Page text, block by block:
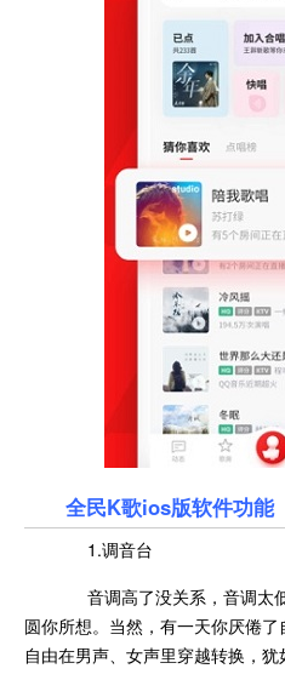
全民K歌ios版软件功能
1.调音台
音调高了没关系，音调太
圆你所想。当然，有一天你厌倦
自由在男声、女声里穿越转换，